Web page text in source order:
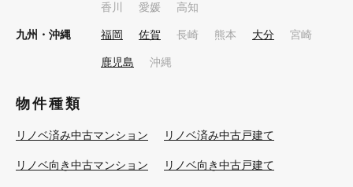
香川 愛媛 高知
九州・沖縄 福岡 佐賀 長崎 熊本 大分 宮崎
鹿児島 沖縄
物件種類
リノベ済み中古マンション リノベ済み中古戸建て
リノベ向き中古マンション リノベ向き中古戸建て